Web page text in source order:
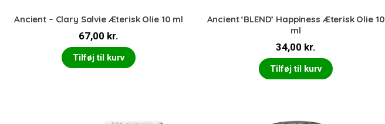
Ancient – Clary Salvie Æterisk Olie 10 ml
67,00 kr.
Tilføj til kurv
Ancient ‘BLEND’ Happiness Æterisk Olie 10
ml
34,00 kr.
Tilføj til kurv